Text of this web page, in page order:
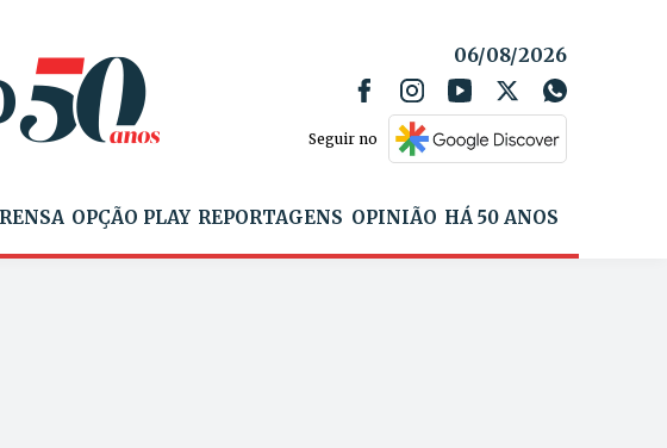
06/08/2026
Seguir no
OPÇÃO PLAY REPORTAGENS OPINIÃO HÁ 50 ANOS